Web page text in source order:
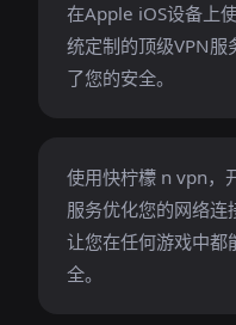
在Apple iOS设备上
统定制的顶级VPN服
了您的安全。
使用快柠檬 n vpn，
服务优化您的网络连
让您在任何游戏中都
全。